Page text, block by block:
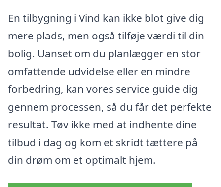
En tilbygning i Vind kan ikke blot give dig
mere plads, men også tilføje værdi til din
bolig. Uanset om du planlægger en stor
omfattende udvidelse eller en mindre
forbedring, kan vores service guide dig
gennem processen, så du får det perfekte
resultat. Tøv ikke med at indhente dine
tilbud i dag og kom et skridt tættere på
din drøm om et optimalt hjem.